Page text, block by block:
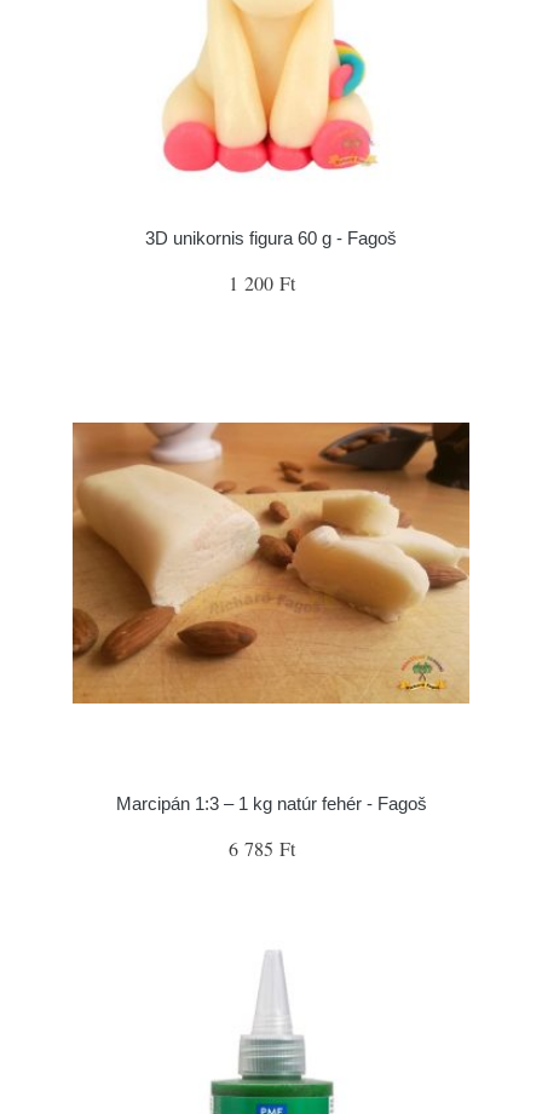
3D unikornis figura 60 g - Fagoš
1 200 Ft
Marcipán 1:3 – 1 kg natúr fehér - Fagoš
6 785 Ft